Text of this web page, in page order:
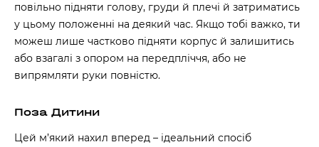
повільно підняти голову, груди й плечі й затриматись
у цьому положенні на деякий час. Якщо тобі важко, ти
можеш лише частково підняти корпус й залишитись
або взагалі з опором на передпліччя, або не
випрямляти руки повністю.
Поза Дитини
Цей м’який нахил вперед – ідеальний спосіб